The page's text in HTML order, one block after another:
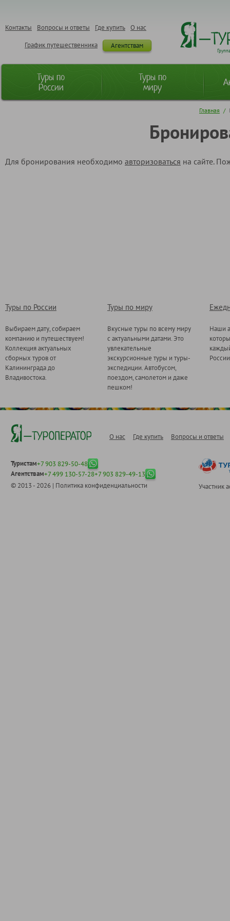
О нас
Где купить
Вопросы и ответы
Контакты
Агентствам
График путешественника
Туры по
России
Туры по
миру
Главная /
Для бронирования необходимо авторизоваться на сайте.
Туры по России
Выбираем дату, собираем
компанию и путешествуем!
Коллекция актуальных
сборных туров от
Калининграда до
Владивостока.
Туры по миру
Вкусные туры по всему миру
с актуальными датами. Это
увлекательные
экскурсионные туры и туры-
экспедиции. Автобусом,
поездом, самолетом и даже
пешком!
Наши
О нас Где купить Вопросы и ответы
Туристам+7 903 829-50-48
Агентствам+7 499 130-57-28+7 903 829-49-13
© 2013 - 2026 | Политика конфиденциальности Участник